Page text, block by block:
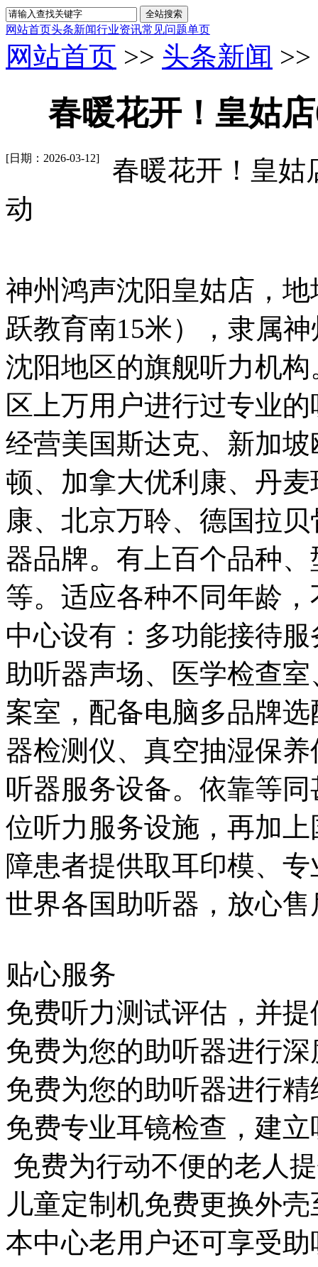
网站首页头条新闻行业资讯常见问题单页
网站首页 >> 头条新闻
春暖花开！皇姑
[日期：2026-03-12]
春暖花开！皇姑
动
神州鸿声沈阳皇姑店，
跃教育南15米），隶属
沈阳地区的旗舰听力机
区上万用户进行过专业
经营美国斯达克、新加
顿、加拿大优利康、丹
康、北京万聆、德国拉
器品牌。有上百个品种
等。适应各种不同年龄
中心设有：多功能接待
助听器声场、医学检查
案室，配备电脑多品牌
器检测仪、真空抽湿保
听器服务设备。依靠等
位听力服务设施，再加
障患者提供取耳印模、
世界各国助听器，放心
贴心服务
免费听力测试评估，并
免费为您的助听器进行
免费为您的助听器进行
免费专业耳镜检查，建
免费为行动不便的老人
儿童定制机免费更换外
本中心老用户还可享受